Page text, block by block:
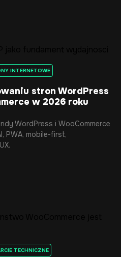
INTERNETOWE
stron WordPress
w 2026 roku
WordPress i WooCommerce
PWA, mobile-first,
TECHNICZNE